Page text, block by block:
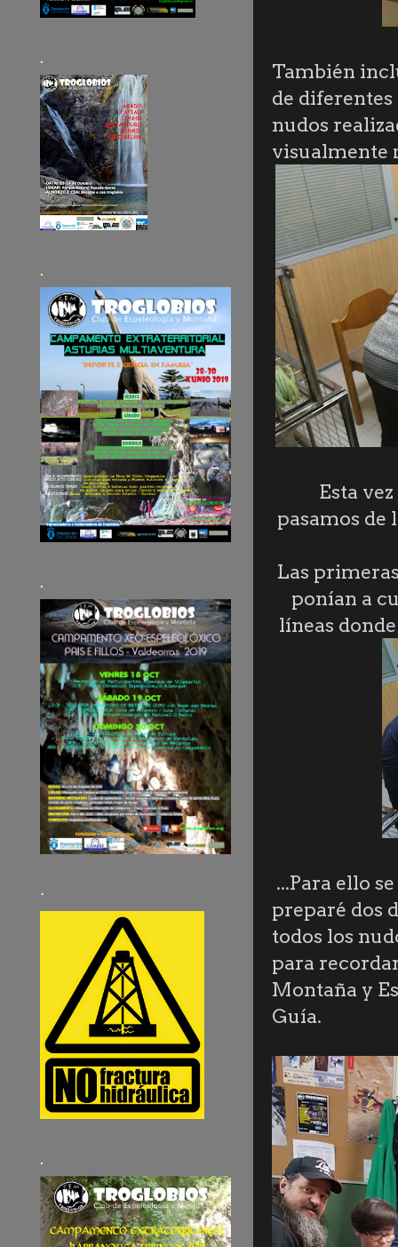
También
de
nudos
visualmente
Esta
pasamos de
Las
ponían a
líneas
...Para ello
preparé dos
todos los
para
Montaña y
Guía.
.
.
.
·
.